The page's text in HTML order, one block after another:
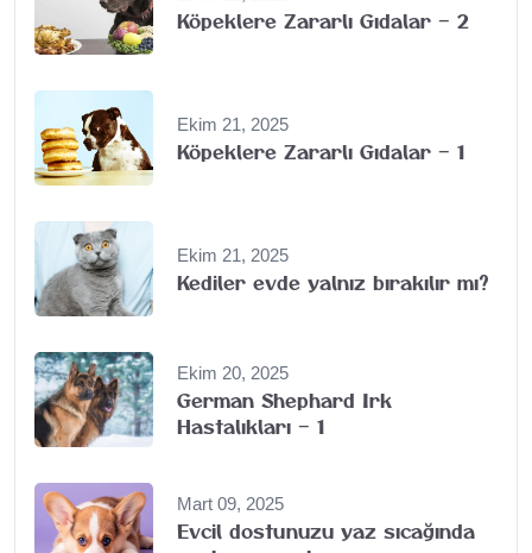
Köpeklere Zararlı Gıdalar – 2
Ekim 21, 2025
Köpeklere Zararlı Gıdalar – 1
Ekim 21, 2025
Kediler evde yalnız bırakılır mı?
Ekim 20, 2025
German Shephard Irk
Hastalıkları – 1
Mart 09, 2025
Evcil dostunuzu yaz sıcağında